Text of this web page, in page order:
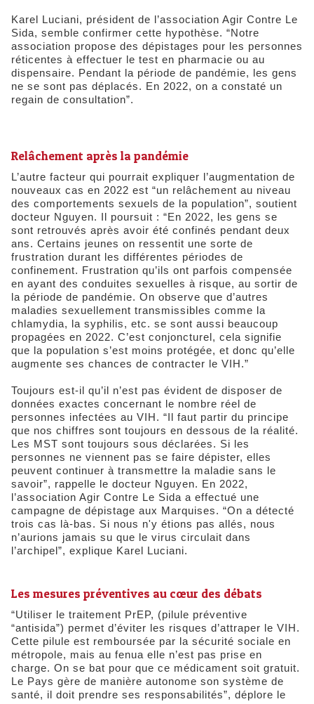
Karel Luciani, président de l’association Agir Contre Le
Sida, semble confirmer cette hypothèse. “Notre
association propose des dépistages pour les personnes
réticentes à effectuer le test en pharmacie ou au
dispensaire. Pendant la période de pandémie, les gens
ne se sont pas déplacés. En 2022, on a constaté un
regain de consultation”.
Relâchement après la pandémie
L’autre facteur qui pourrait expliquer l’augmentation de
nouveaux cas en 2022 est “un relâchement au niveau
des comportements sexuels de la population”, soutient
docteur Nguyen. Il poursuit : “En 2022, les gens se
sont retrouvés après avoir été confinés pendant deux
ans. Certains jeunes on ressentit une sorte de
frustration durant les différentes périodes de
confinement. Frustration qu’ils ont parfois compensée
en ayant des conduites sexuelles à risque, au sortir de
la période de pandémie. On observe que d’autres
maladies sexuellement transmissibles comme la
chlamydia, la syphilis, etc. se sont aussi beaucoup
propagées en 2022. C’est conjoncturel, cela signifie
que la population s’est moins protégée, et donc qu’elle
augmente ses chances de contracter le VIH.”
Toujours est-il qu’il n’est pas évident de disposer de
données exactes concernant le nombre réel de
personnes infectées au VIH. “Il faut partir du principe
que nos chiffres sont toujours en dessous de la réalité.
Les MST sont toujours sous déclarées. Si les
personnes ne viennent pas se faire dépister, elles
peuvent continuer à transmettre la maladie sans le
savoir”, rappelle le docteur Nguyen. En 2022,
l’association Agir Contre Le Sida a effectué une
campagne de dépistage aux Marquises. “On a détecté
trois cas là-bas. Si nous n'y étions pas allés, nous
n’aurions jamais su que le virus circulait dans
l’archipel”, explique Karel Luciani.
Les mesures préventives au cœur des débats
“Utiliser le traitement PrEP, (pilule préventive
“antisida”) permet d’éviter les risques d’attraper le VIH.
Cette pilule est remboursée par la sécurité sociale en
métropole, mais au fenua elle n’est pas prise en
charge. On se bat pour que ce médicament soit gratuit.
Le Pays gère de manière autonome son système de
santé, il doit prendre ses responsabilités”, déplore le